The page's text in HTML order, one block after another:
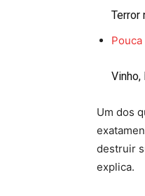
Terror
Um dos
destruir
explica.